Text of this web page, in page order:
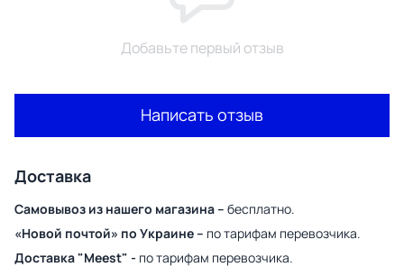
Добавьте первый отзыв
Написать отзыв
Доставка
Самовывоз из нашего магазина – бесплатно.
«Новой почтой» по Украине – по тарифам перевозчика.
Доставка "Meest" - по тарифам перевозчика.